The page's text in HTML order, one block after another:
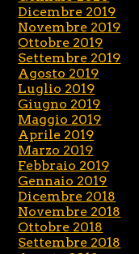
Dicembre 2019
Novembre 2019
Ottobre 2019
Settembre 2019
Agosto 2019
Luglio 2019
Giugno 2019
Maggio 2019
Aprile 2019
Marzo 2019
Febbraio 2019
Gennaio 2019
Dicembre 2018
Novembre 2018
Ottobre 2018
Settembre 2018